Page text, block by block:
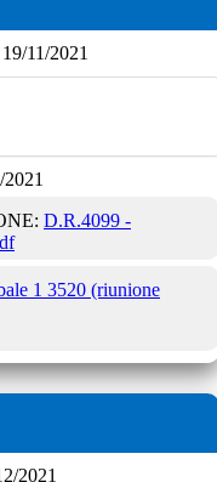
19/11/2021
2021
D.R.4099 -
1 3520 (riunione
2021